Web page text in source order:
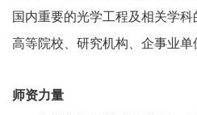
国内重要的光学工程及相关学
高等院校、研究机构、企事业单
师资力量